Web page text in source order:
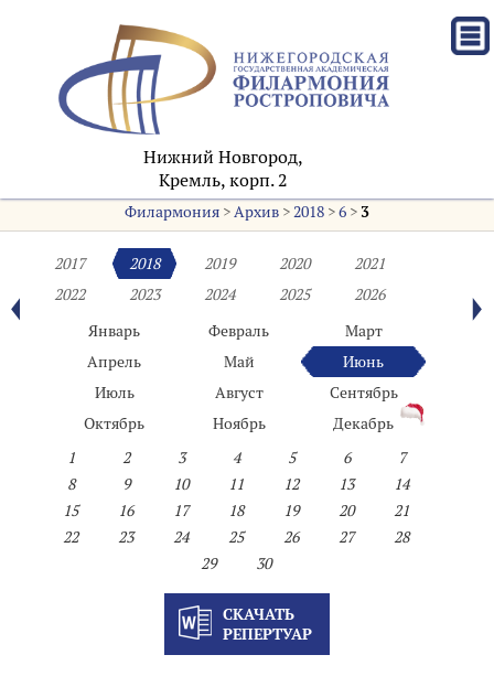
Нижний Новгород,
Кремль, корп. 2
Филармония>Архив>2018>6> 3
2017 2018 2019 2020
2021
2022
2023 2024 2025
2026
Январь
Февраль
Март
Апрель
Май
Июнь
Июль
Август
Сентябрь
Октябрь
Ноябрь
Декабрь
1
2 3 4 5 6
7
8
9 10 11 12 13
14
15
16 17 18 19 20
21
22
23 24 25 26 27
28
29
30
СКАЧАТЬ
РЕПЕРТУАР